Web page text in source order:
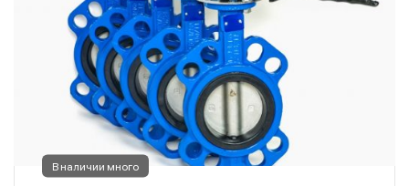
В наличии много